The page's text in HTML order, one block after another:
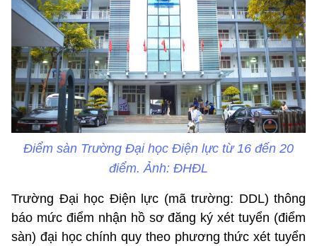
Điểm sàn Trường Đại học Điện lực từ 16 đến 20
điểm. Ảnh: ĐHĐL
Trường Đại học Điện lực (mã trường: DDL) thông
báo mức điểm nhận hồ sơ đăng ký xét tuyển (điểm
sàn) đại học chính quy theo phương thức xét tuyển